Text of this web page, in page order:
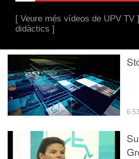
[ Veure més vídeos de UPV TV ]
didàctics ]